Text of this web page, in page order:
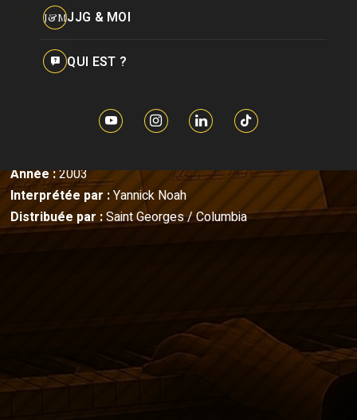
J&MJJG & MOI
QUI EST ?
CHANSON
Yessaï
Editions Music Addict
Année :2003
Interprétée par :Yannick Noah
Distribuée par :Saint Georges / Columbia